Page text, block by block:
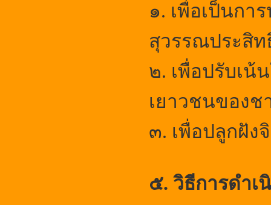
๑. เพื่อเป็นกา
สุวรรณประสิท
๒. เพื่อปรับเน้
เยาวชนของช
๓. เพื่อปลูกฝั
๕. วิธีการดำเ